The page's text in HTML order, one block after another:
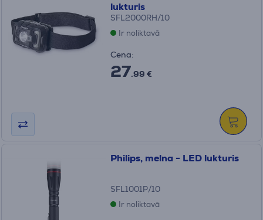
lukturis
SFL2000RH/10
Ir noliktavā
Cena:
27.99 €
Philips, melna - LED lukturis
SFL1001P/10
Ir noliktavā